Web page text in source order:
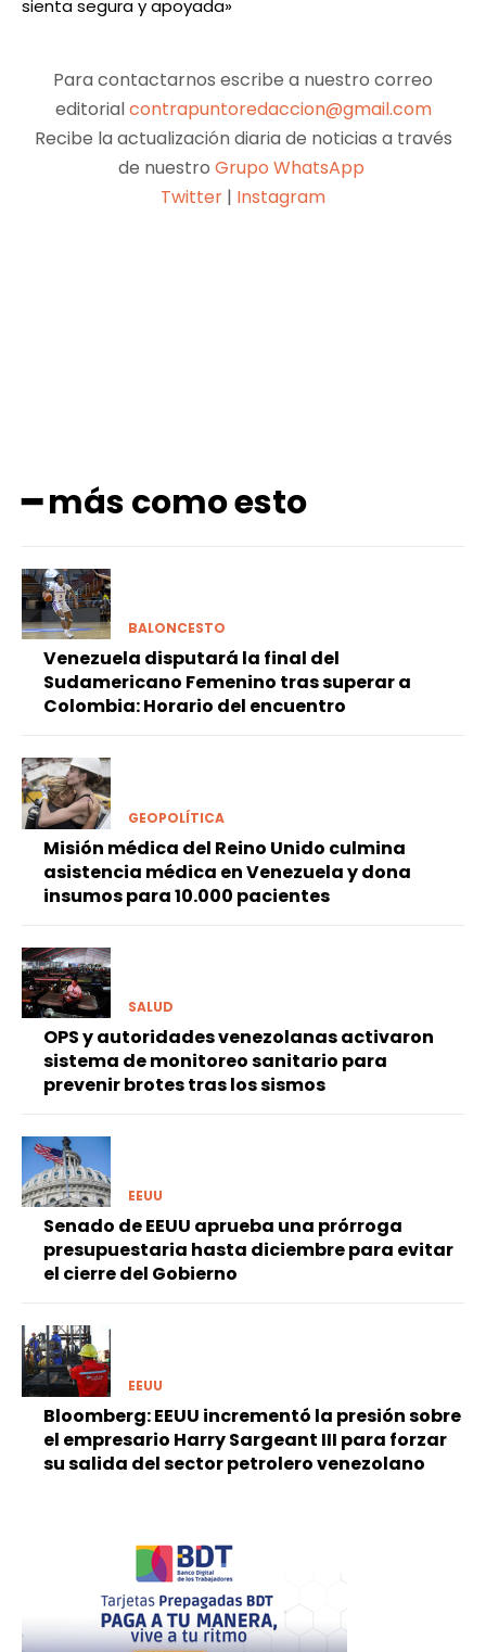
sienta segura y apoyada»
Para contactarnos escribe a nuestro correo
editorialcontrapuntoredaccion@gmail.com
Recibe la actualización diaria de noticias a través
de nuestro Grupo WhatsApp
Twitter | Instagram
━ más como esto
BALONCESTO
Venezuela disputará la final del
Sudamericano Femenino tras superar a
Colombia: Horario del encuentro
GEOPOLÍTICA
Misión médica del Reino Unido culmina
asistencia médica en Venezuela y dona
insumos para 10.000 pacientes
SALUD
OPS y autoridades venezolanas activaron
sistema de monitoreo sanitario para
prevenir brotes tras los sismos
EEUU
Senado de EEUU aprueba una prórroga
presupuestaria hasta diciembre para evitar
el cierre del Gobierno
EEUU
Bloomberg: EEUU incrementó la presión sobre
el empresario Harry Sargeant III para forzar
su salida del sector petrolero venezolano